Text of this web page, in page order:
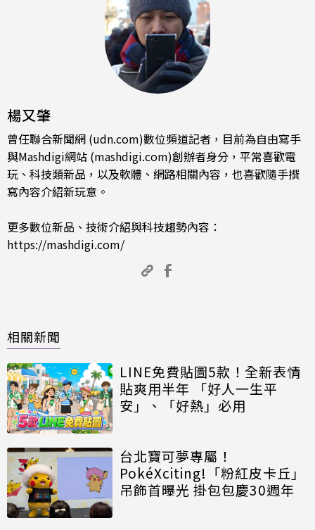
楊又肇
曾任聯合新聞網 (udn.com)數位頻道記者，目前為自由寫手
與Mashdigi網站 (mashdigi.com)創辦者身分，平常喜歡電
玩、科技類新品，以及軟體、網路相關內容，也喜歡隨手撰
寫內容介紹新玩意。
更多數位新品、技術介紹與科技趨勢內容：
https://mashdigi.com/
相關新聞
LINE免費貼圖5款！全新表情
貼爽用半年 「好人一生平
安」、「好熱」必用
台北寶可夢專屬！
PokéXciting!「粉紅皮卡丘」
吊飾首曝光 掛包包慶30週年